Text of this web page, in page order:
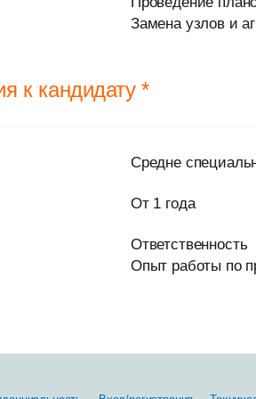
Замена узлов и
к кандидату *
Средне
От 1 года
Ответственность
Опыт работы по